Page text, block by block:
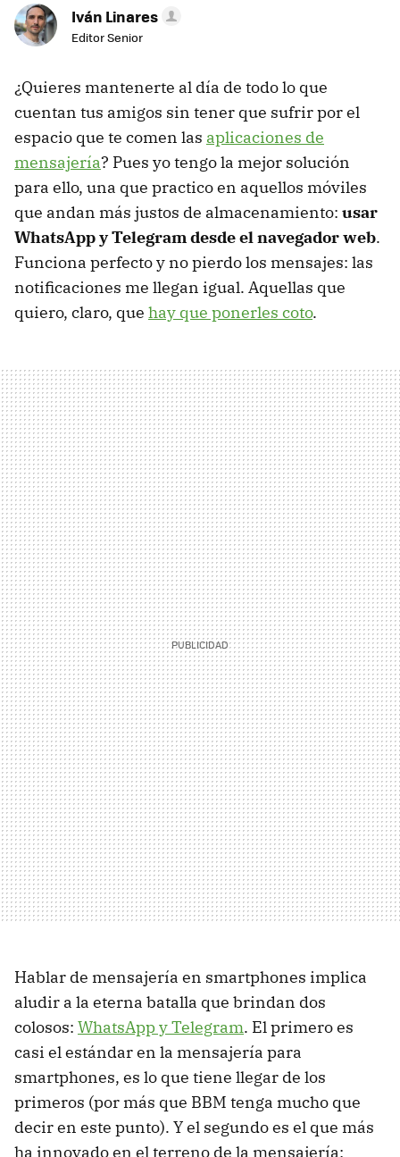
Iván Linares
Editor Senior
¿Quieres mantenerte al día de todo lo que
cuentan tus amigos sin tener que sufrir por el
espacio que te comen las aplicaciones de
mensajería? Pues yo tengo la mejor solución
para ello, una que practico en aquellos móviles
que andan más justos de almacenamiento: usar
WhatsApp y Telegram desde el navegador web.
Funciona perfecto y no pierdo los mensajes: las
notificaciones me llegan igual. Aquellas que
quiero, claro, que hay que ponerles coto.
Hablar de mensajería en smartphones implica
aludir a la eterna batalla que brindan dos
colosos: WhatsApp y Telegram. El primero es
casi el estándar en la mensajería para
smartphones, es lo que tiene llegar de los
primeros (por más que BBM tenga mucho que
decir en este punto). Y el segundo es el que más
ha innovado en el terreno de la mensajería: